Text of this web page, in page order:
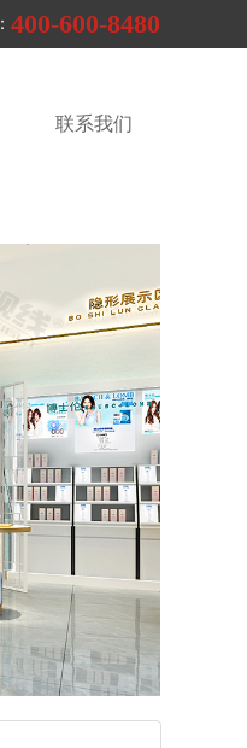
400-600-8480
联系我们